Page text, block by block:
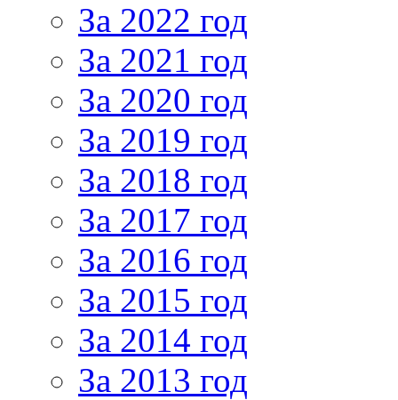
За 2022 год
За 2021 год
За 2020 год
За 2019 год
За 2018 год
За 2017 год
За 2016 год
За 2015 год
За 2014 год
За 2013 год